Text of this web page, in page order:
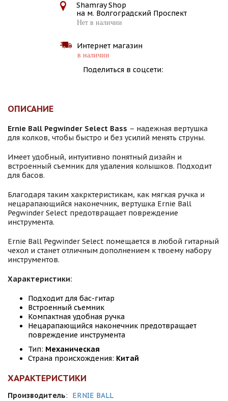
Shamray Shop
на м. Волгоградский Проспект
Нет в наличии
Интернет магазин
в наличии
Поделиться в соцсети:
ОПИСАНИЕ
Ernie Ball Pegwinder Select Bass – надежная вертушка
для колков, чтобы быстро и без усилий менять струны.
Имеет удобный, интуитивно понятный дизайн и
встроенный съемник для удаления колышков. Подходит
для басов.
Благодаря таким хакрктеристикам, как мягкая ручка и
нецарапающийся наконечник, вертушка Ernie Ball
Pegwinder Select предотвращает повреждение
инструмента.
Ernie Ball Pegwinder Select помещается в любой гитарный
чехол и станет отличным дополнением к твоему набору
инструментов.
Характеристики:
Подходит для бас-гитар
Встроенный съемник
Компактная удобная ручка
Нецарапающийся наконечник предотвращает
повреждение инструмента
Тип: Механическая
Страна происхождения: Китай
ХАРАКТЕРИСТИКИ
Производитель: ERNIE BALL